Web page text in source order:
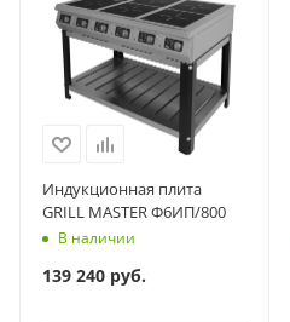
Индукционная плита
GRILL MASTER Ф6ИП/800
В наличии
139 240 руб.